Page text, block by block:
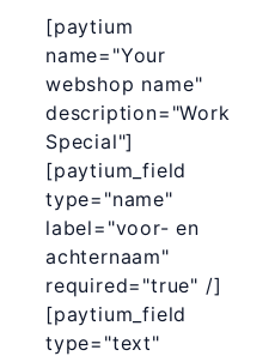
[paytium
name="Your
webshop name"
description="Work
Special"]
[paytium_field
type="name"
label="voor- en
achternaam"
required="true" /]
[paytium_field
type="text"